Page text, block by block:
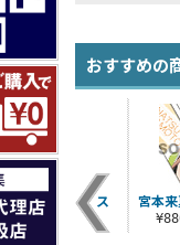
おすすめの
TARI TARI グラス
¥1,100（税込）
宮本